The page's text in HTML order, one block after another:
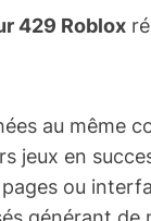
429 Roblox
au même
jeux en
ou